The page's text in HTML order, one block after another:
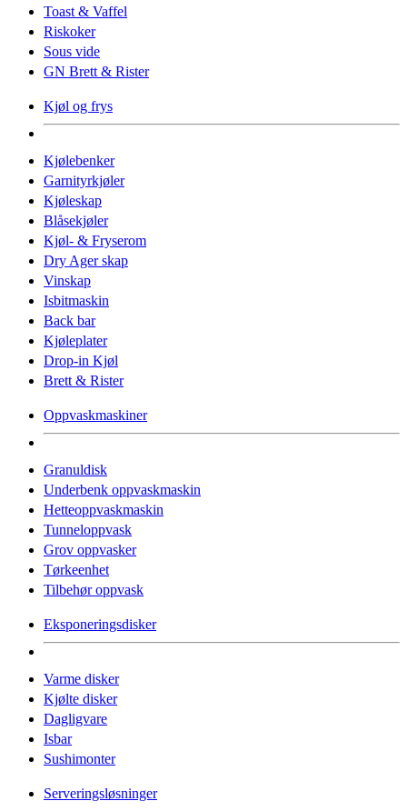
Toast & Vaffel
Riskoker
Sous vide
GN Brett & Rister
Kjøl og frys
Kjølebenker
Garnityrkjøler
Kjøleskap
Blåsekjøler
Kjøl- & Fryserom
Dry Ager skap
Vinskap
Isbitmaskin
Back bar
Kjøleplater
Drop-in Kjøl
Brett & Rister
Oppvaskmaskiner
Granuldisk
Underbenk oppvaskmaskin
Hetteoppvaskmaskin
Tunneloppvask
Grov oppvasker
Tørkeenhet
Tilbehør oppvask
Eksponeringsdisker
Varme disker
Kjølte disker
Dagligvare
Isbar
Sushimonter
Serveringsløsninger